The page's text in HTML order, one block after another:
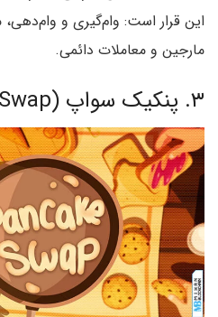
این قرار است: وام‌گیری و
مارجین و معاملات دائمی.
۳. پنکیک سواپ (Pancake Swap)